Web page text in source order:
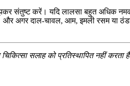
संतुष्ट करें। यदि लालसा बहुत अधिक
और अगर दाल-चावल, आम, इमली रसम या
सलाह को प्रतिस्थापित नहीं